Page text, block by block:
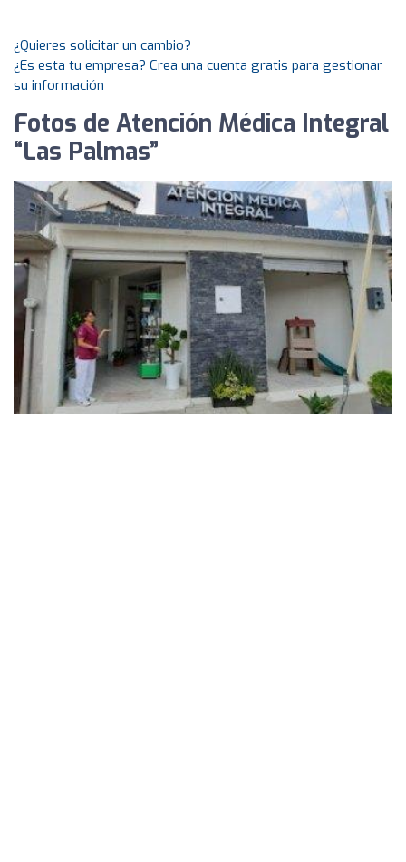
¿Quieres solicitar un cambio?
¿Es esta tu empresa? Crea una cuenta gratis para gestionar
su información
Fotos de Atención Médica Integral
“Las Palmas”